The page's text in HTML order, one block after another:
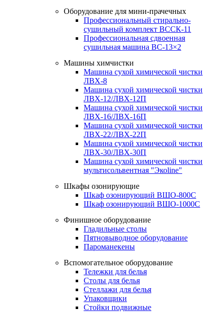
Оборудование для мини-прачечных
Профессиональный стирально-
сушильный комплект ВССК-11
Профессиональная сдвоенная
сушильная машина ВС-13×2
Машины химчистки
Машина сухой химической чистки
ЛВХ-8
Машина сухой химической чистки
ЛВХ-12/ЛВХ-12П
Машина сухой химической чистки
ЛВХ-16/ЛВХ-16П
Машина сухой химической чистки
ЛВХ-22/ЛВХ-22П
Машина сухой химической чистки
ЛВХ-30/ЛВХ-30П
Машина сухой химической чистки
мультисольвентная "Экоline"
Шкафы озонирующие
Шкаф озонирующий ВШО-800С
Шкаф озонирующий ВШО-1000С
Финишное оборудование
Гладильные столы
Пятновыводное оборудование
Пароманекены
Вспомогательное оборудование
Тележки для белья
Столы для белья
Стеллажи для белья
Упаковщики
Стойки подвижные